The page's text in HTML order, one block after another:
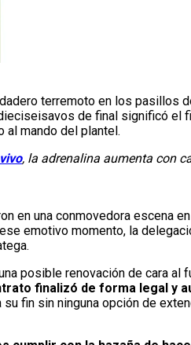
terremoto en los pasillos
de final significó el
al mando del plantel.
, la adrenalina aumenta con
en una conmovedora escena
emotivo momento, la
posible renovación de cara al
finalizó de forma legal y
fin sin ninguna opción de